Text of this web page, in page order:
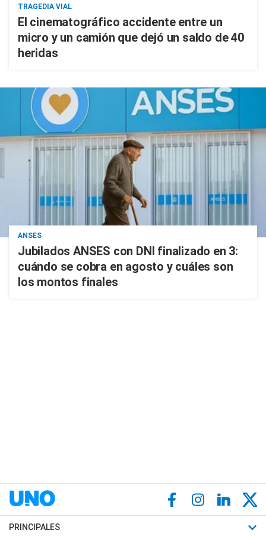
TRAGEDIA VIAL
El cinematográfico accidente entre un
micro y un camión que dejó un saldo de 40
heridas
ANSES
Jubilados ANSES con DNI finalizado en 3:
cuándo se cobra en agosto y cuáles son
los montos finales
PRINCIPALES